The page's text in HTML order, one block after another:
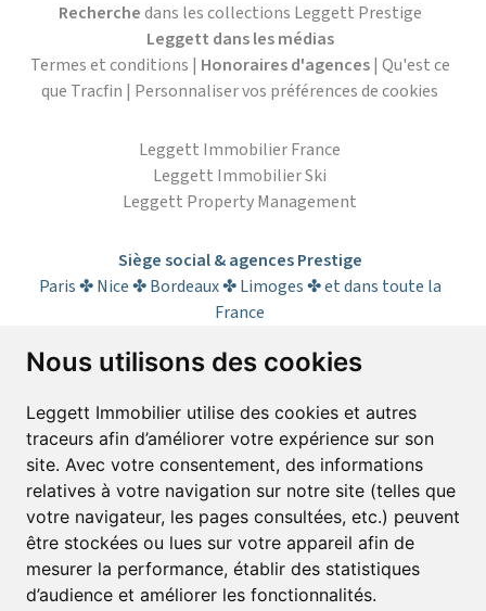
Nous utilisons des cookies
Leggett Immobilier utilise des cookies et autres
traceurs afin d’améliorer votre expérience sur son
site. Avec votre consentement, des informations
relatives à votre navigation sur notre site (telles que
votre navigateur, les pages consultées, etc.) peuvent
être stockées ou lues sur votre appareil afin de
mesurer la performance, établir des statistiques
d’audience et améliorer les fonctionnalités.
Recherchedans les collections Leggett Prestige
Leggett dans les médias
Termes et conditions | Honoraires d'agences| Qu'est ce
que Tracfin | Personnaliser vos préférences de cookies
Leggett Immobilier France
Leggett Immobilier Ski
Leggett Property Management
Siège social & agences Prestige
Paris ✤ Nice ✤ Bordeaux ✤ Limoges ✤ et dans toute la
France
S’abonner à la lettre d’informations
Prénom* Nom*
E-mail*